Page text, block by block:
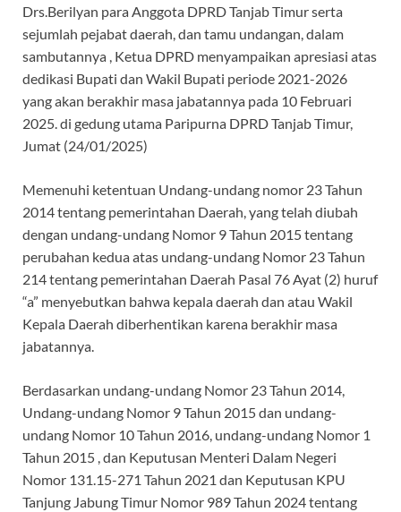
Drs.Berilyan para Anggota DPRD Tanjab Timur serta
sejumlah pejabat daerah, dan tamu undangan, dalam
sambutannya , Ketua DPRD menyampaikan apresiasi atas
dedikasi Bupati dan Wakil Bupati periode 2021-2026
yang akan berakhir masa jabatannya pada 10 Februari
2025. di gedung utama Paripurna DPRD Tanjab Timur,
Jumat (24/01/2025)
Memenuhi ketentuan Undang-undang nomor 23 Tahun
2014 tentang pemerintahan Daerah, yang telah diubah
dengan undang-undang Nomor 9 Tahun 2015 tentang
perubahan kedua atas undang-undang Nomor 23 Tahun
214 tentang pemerintahan Daerah Pasal 76 Ayat (2) huruf
“a” menyebutkan bahwa kepala daerah dan atau Wakil
Kepala Daerah diberhentikan karena berakhir masa
jabatannya.
Berdasarkan undang-undang Nomor 23 Tahun 2014,
Undang-undang Nomor 9 Tahun 2015 dan undang-
undang Nomor 10 Tahun 2016, undang-undang Nomor 1
Tahun 2015 , dan Keputusan Menteri Dalam Negeri
Nomor 131.15-271 Tahun 2021 dan Keputusan KPU
Tanjung Jabung Timur Nomor 989 Tahun 2024 tentang